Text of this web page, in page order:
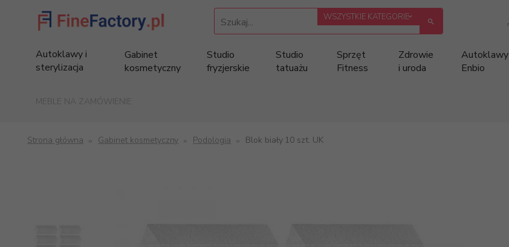
Szukaj...
categories_searcher
WSZYSTKIE KATEGORIE
Autoklawy i
sterylizacja
Gabinet
kosmetyczny
Studio
fryzjerskie
Studio
tatuażu
Sprzęt
Fitness
Zdrowie
i uroda
Autoklawy
Enbio
MEBLE NA ZAMÓWIENIE
Strona główna Gabinet kosmetyczny Podologia Blok biały 10 szt. UK